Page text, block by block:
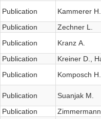
Publication Kammerer H.
Publication Zechner L.
Publication Kranz A.
Publication Kreiner D.,
Publication Komposch
Publication Suanjak M.
Publication Zimmermann